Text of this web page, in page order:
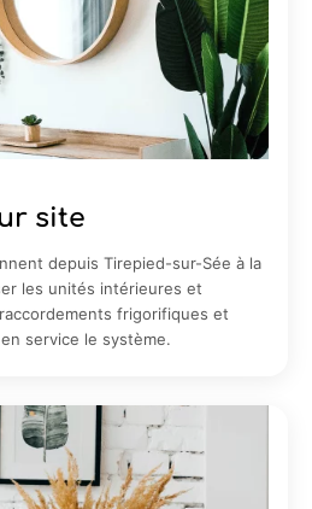
site
depuis Tirepied-sur-Sée à la
les unités intérieures et
frigorifiques et
service le système.